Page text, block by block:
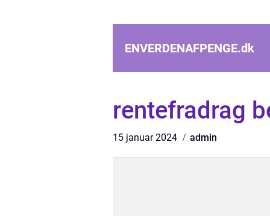
ENVERDENAFPENGE.dk
rentefradrag
15 januar 2024 admin